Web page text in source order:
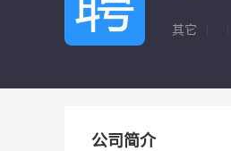
其它
公司简介